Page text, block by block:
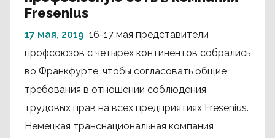
Fresenius
17 мая, 2019 16-17 мая представители
профсоюзов с четырех континентов собрались
во Франкфурте, чтобы согласовать общие
требования в отношении соблюдения
трудовых прав на всех предприятиях Fresenius.
Немецкая транснациональная компания